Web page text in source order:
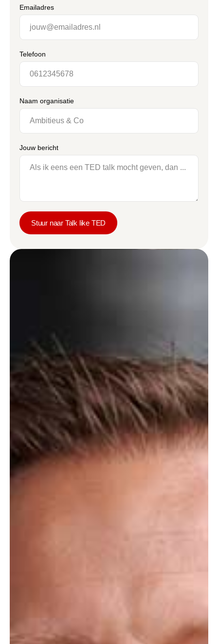
Emailadres
Telefoon
Naam organisatie
Jouw bericht
Stuur naar Talk like TED